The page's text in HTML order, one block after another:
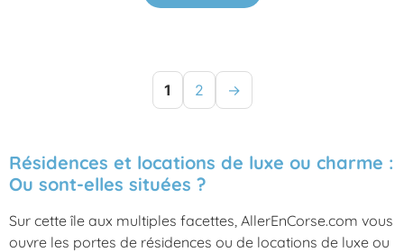
1 2 →
Résidences et locations de luxe ou charme :
Ou sont-elles situées ?
Sur cette île aux multiples facettes, AllerEnCorse.com vous
ouvre les portes de résidences ou de locations de luxe ou